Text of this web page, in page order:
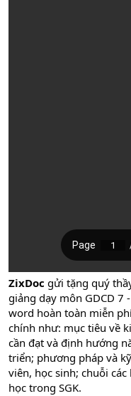
ZixDoc gửi tặng quý
giảng dạy môn GDCD 7
word hoàn toàn miễn
chính như: mục tiêu về
cần đạt và định hướng
triển; phương pháp và
viên, học sinh; chuỗi
học trong SGK.